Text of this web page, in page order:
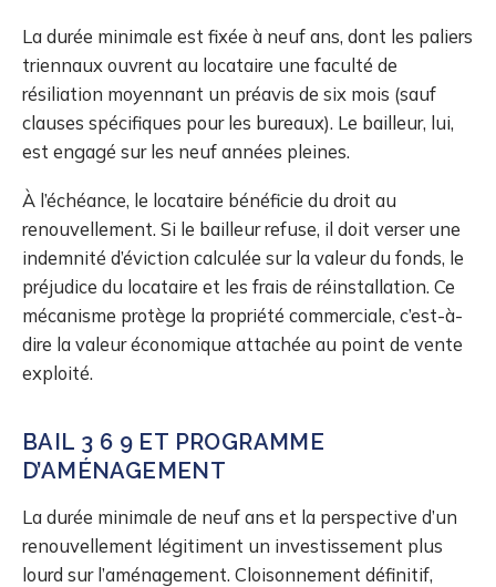
La durée minimale est fixée à neuf ans, dont les paliers
triennaux ouvrent au locataire une faculté de
résiliation moyennant un préavis de six mois (sauf
clauses spécifiques pour les bureaux). Le bailleur, lui,
est engagé sur les neuf années pleines.
À l’échéance, le locataire bénéficie du droit au
renouvellement. Si le bailleur refuse, il doit verser une
indemnité d’éviction calculée sur la valeur du fonds, le
préjudice du locataire et les frais de réinstallation. Ce
mécanisme protège la propriété commerciale, c’est-à-
dire la valeur économique attachée au point de vente
exploité.
BAIL 3 6 9 ET PROGRAMME
D’AMÉNAGEMENT
La durée minimale de neuf ans et la perspective d’un
renouvellement légitiment un investissement plus
lourd sur l’aménagement. Cloisonnement définitif,